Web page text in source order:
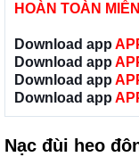
HOÀN TOÀN
Download app
Download app
Download app
Download app
Nạc đùi heo